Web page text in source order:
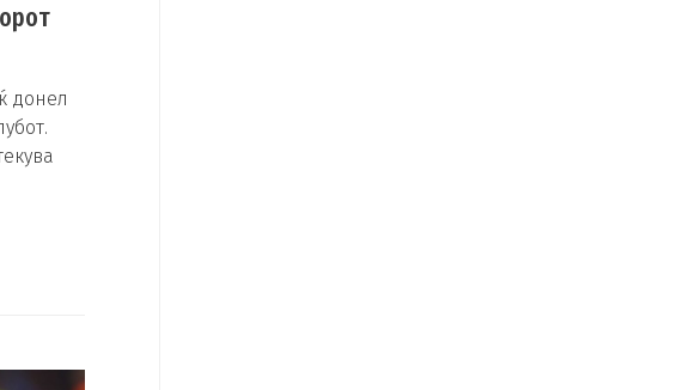
донел